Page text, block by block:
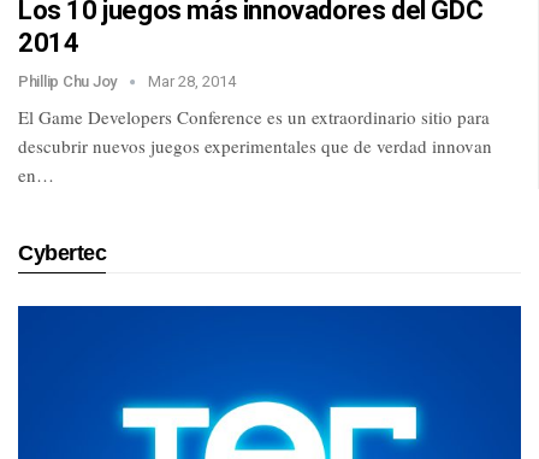
Los 10 juegos más innovadores del GDC
2014
Phillip Chu Joy Mar 28, 2014
El Game Developers Conference es un extraordinario sitio para
descubrir nuevos juegos experimentales que de verdad innovan
en…
Cybertec